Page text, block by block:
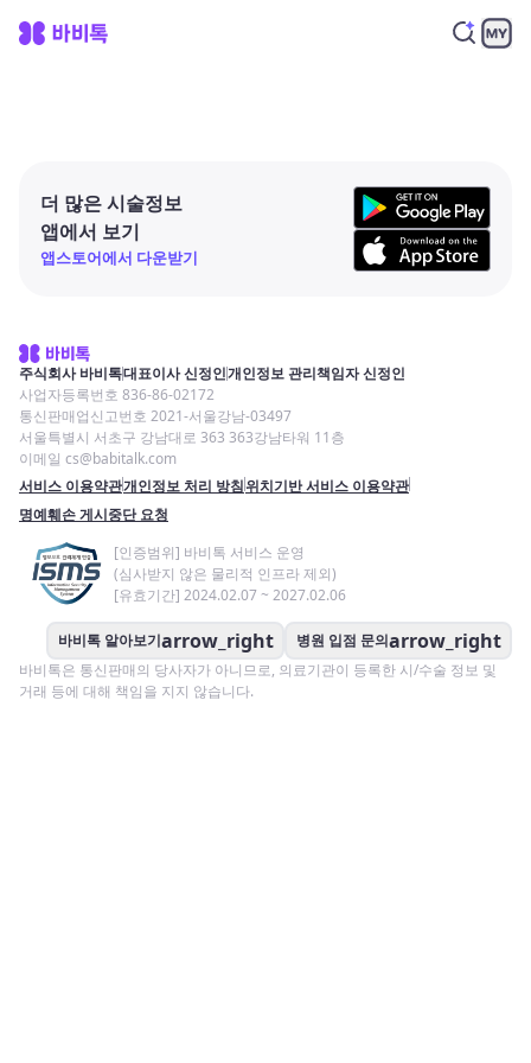
더 많은 시술정보
앱에서 보기
앱스토어에서 다운받기
주식회사 바비톡대표이사 신정인개인정보 관리책임자 신정인
사업자등록번호 836-86-02172
통신판매업신고번호 2021-서울강남-03497
서울특별시 서초구 강남대로 363 363강남타워 11층
이메일 cs@babitalk.com
서비스 이용약관개인정보 처리 방침위치기반 서비스 이용약관
명예훼손 게시중단 요청
[인증범위] 바비톡 서비스 운영
(심사받지 않은 물리적 인프라 제외)
[유효기간] 2024.02.07 ~ 2027.02.06
바비톡 알아보기arrow_right 병원 입점 문의arrow_right
바비톡은 통신판매의 당사자가 아니므로, 의료기관이 등록한 시/수술 정보 및
거래 등에 대해 책임을 지지 않습니다.